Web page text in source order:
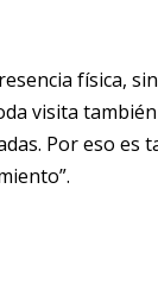
física,
visita
Por eso es